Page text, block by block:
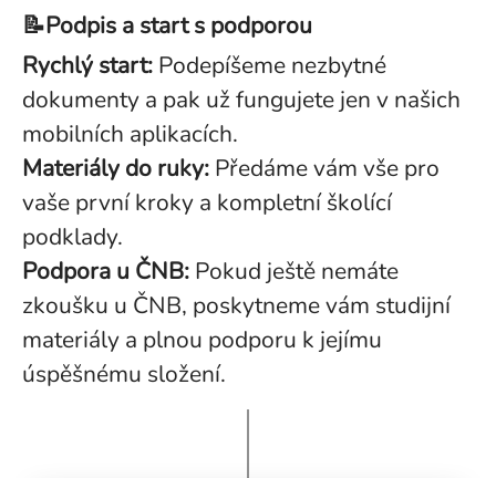
📝Podpis a start s podporou
Rychlý start: Podepíšeme nezbytné
dokumenty a pak už fungujete jen v našich
mobilních aplikacích.
Materiály do ruky: Předáme vám vše pro
vaše první kroky a kompletní školící
podklady.
Podpora u ČNB: Pokud ještě nemáte
zkoušku u ČNB, poskytneme vám studijní
materiály a plnou podporu k jejímu
úspěšnému složení.